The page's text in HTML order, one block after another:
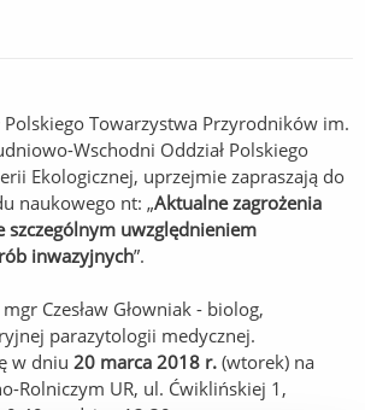
Polskiego Towarzystwa Przyrodników im.
Wschodni Oddział Polskiego
Ekologicznej, uprzejmie zapraszają do
naukowego nt: „Aktualne zagrożenia
szczególnym uwzględnieniem
inwazyjnych”.
Czesław Głowniak - biolog,
parazytologii medycznej.
w dniu 20 marca 2018 r. (wtorek) na
Rolniczym UR, ul. Ćwiklińskiej 1,